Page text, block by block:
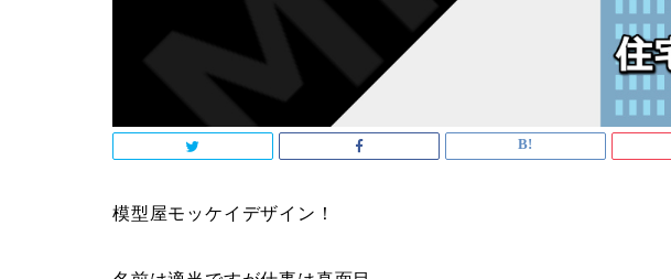
模型屋モッケイデザイン！